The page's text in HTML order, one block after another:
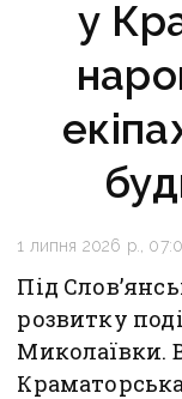
у
1 липня 2026 р.,
Під
розвитку
Миколаївки.